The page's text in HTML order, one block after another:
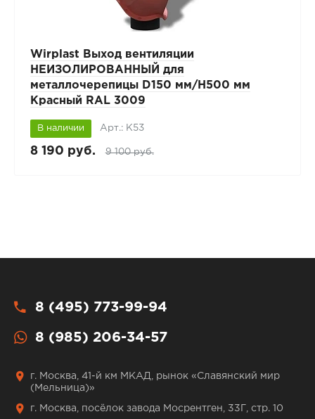
Wirplast Выход вентиляции
НЕИЗОЛИРОВАННЫЙ для
металлочерепицы D150 мм/H500 мм
Красный RAL 3009
В наличии Арт.: К53
8 190 руб. 9 100 руб.
8 (495) 773-99-94
8 (985) 206-34-57
г. Москва, 41-й км МКАД, рынок «Славянский мир
(Мельница)»
г. Москва, посёлок завода Мосрентген, 33Г, стр. 10